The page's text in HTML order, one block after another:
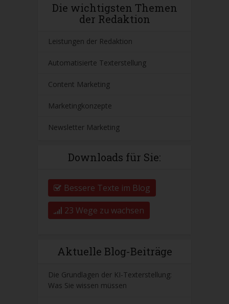
Die wichtigsten Themen
der Redaktion
Leistungen der Redaktion
Automatisierte Texterstellung
Content Marketing
Marketingkonzepte
Newsletter Marketing
Downloads für Sie:
Bessere Texte im Blog
23 Wege zu wachsen
Aktuelle Blog-Beiträge
Die Grundlagen der KI-Texterstellung:
Was Sie wissen müssen